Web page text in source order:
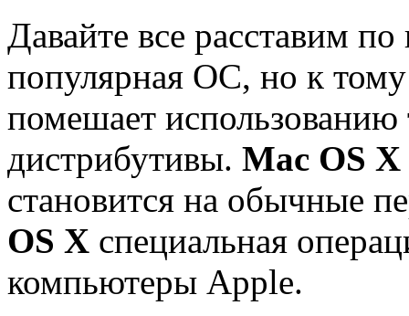
Давайте все расставим
популярная ОС, но к
помешает использованию
дистрибутивы. Mac OS X
становится на обычные
OS X специальная
компьютеры Apple.